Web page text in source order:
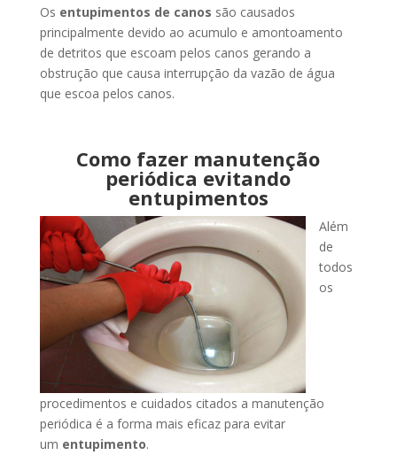
Os entupimentos de canos são causados
principalmente devido ao acumulo e amontoamento
de detritos que escoam pelos canos gerando a
obstrução que causa interrupção da vazão de água
que escoa pelos canos.
Como fazer manutenção
periódica evitando
entupimentos
Além
de
todos
os
procedimentos e cuidados citados a manutenção
periódica é a forma mais eficaz para evitar
um entupimento.